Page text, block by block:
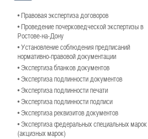
• Правовая экспертиза договоров
• Проведение почерковедческой экспертизы в
Ростове-на-Дону
• Установление соблюдения предписаний
нормативно-правовой документации
• Экспертиза бланков документов
• Экспертиза подлинности документов
• Экспертиза подлинности печати
• Экспертиза подлинности подписи
• Экспертиза реквизитов документов
• Экспертиза федеральных специальных марок
(акцизных марок)